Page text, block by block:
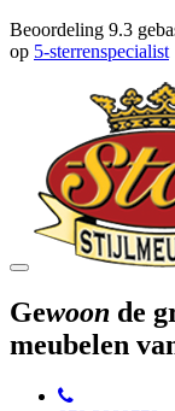
Beoordeling 9.3
op 5-sterrenspecialist
Toggle
Gewoon de
meubelen